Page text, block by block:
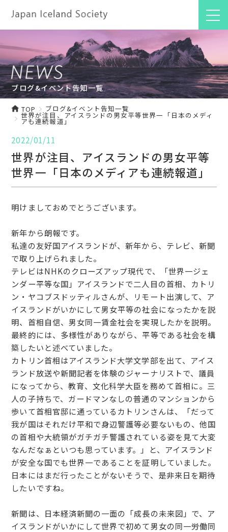
ブログ&イベント告知一覧
TOP ブログ&イベント告知一覧
世界が注目、アイスランドの男女平等世界一「日本のメディ
アも連続報道」
2022/01/11
世界が注目、アイスランドの男女平等
世界一「日本のメディアも連続報道」
明けましておめでとうございます。
新年から朗報です。
私達の友好国アイスランドが、新年から、テレビ、新聞
で取り上げられました。
テレビはNHKのクローズアップ現代で、「世界一ジェ
ンダー平等な国」アイスランドで二人目の首相、カトリ
ン・ヤコブスドッティルさんが、リモート出演して、ア
イスランドがいかにして男女平等の社会になったかを説
明、首相自信、男女同一賃金社会を実現したかを説明。
最終的には、多様性がありながら、平等である社会を構
築したいと述べていました。
カトリン首相はアイスランド大学文学部を出て、アイス
ランド放送や新聞記者を体験のジャーナリストで、議員
になってから、教育、文化科学大臣を務めて首相に。三
人の子持ちで、ガードマンなしの普通のマンションから
歩いて首相官邸に通っているカトリンさんは、「だって
我が国はそれだけ平和で身辺警護等必要ないもの、他国
の首相や大統領がガチガチ警護されている姿を見て大変
なんだなぁといつも思っています。」と、アイスランド
が安全な国でも世界一であることを証明していました。
日本にはまだ行ったことがないそうで、是非来日を期待
したいですね。
新聞は、日本経済新聞の一面の「成長の未来図」で、ア
イスランドがいかにして世界で初めて男女の同一労働同